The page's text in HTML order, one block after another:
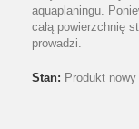
aquaplaningu.
całą powierzchnię
prowadzi.
Stan: Produkt nowy